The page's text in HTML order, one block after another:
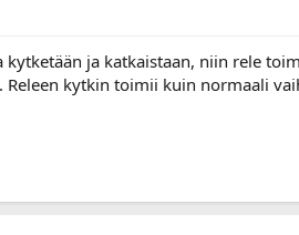
ja katkaistaan, niin rele
kytkin toimii kuin normaali